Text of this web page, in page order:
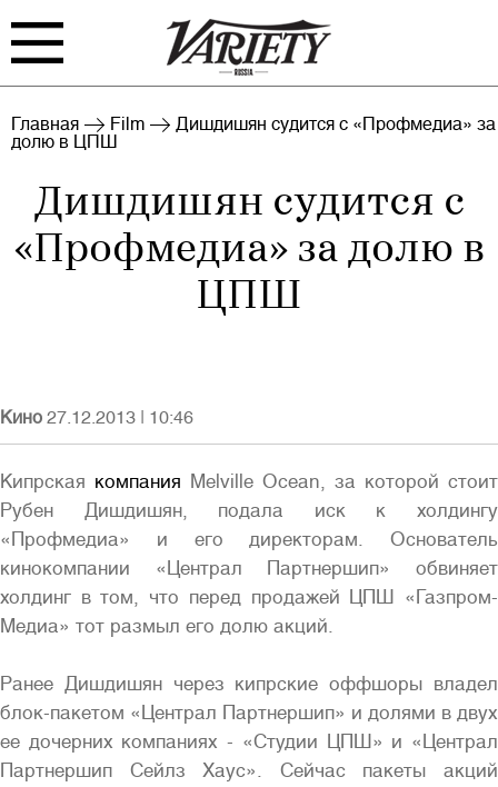
FILM TV
RANKING EVENTS
ARCHIVE
Войти
Полная версия сайта
Главная Film
Дишдишян судится с «Профмедиа» за
долю в ЦПШ
Дишдишян судится с
«Профмедиа» за долю в
ЦПШ
Кино 27.12.2013 | 10:46
Кипрская компания Melville Ocean, за которой стоит
Рубен Дишдишян, подала иск к холдингу
«Профмедиа» и его директорам. Основатель
кинокомпании «Централ Партнершип» обвиняет
холдинг в том, что перед продажей ЦПШ «Газпром-
Медиа» тот размыл его долю акций.
Ранее Дишдишян через кипрские оффшоры владел
блок-пакетом «Централ Партнершип» и долями в двух
ее дочерних компаниях - «Студии ЦПШ» и «Централ
Партнершип Сейлз Хаус». Сейчас пакеты акций